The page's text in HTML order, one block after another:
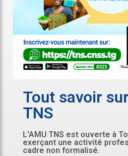
Tout savoir
TNS
L'AMU TNS est ouverte à
exerçant une activité
cadre non formalisé.